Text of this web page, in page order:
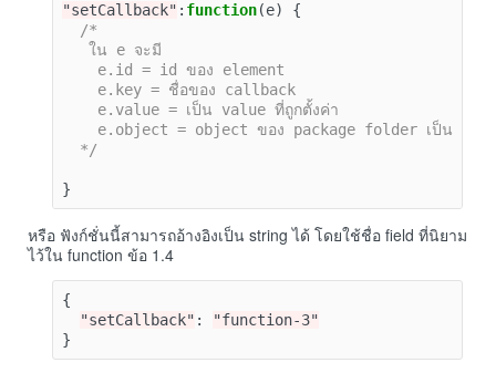
"setCallback" : function(e)
{
/*
   ใน e จะมี
    e.id = id ของ element
    e.key = ชื่อของ callback
    e.value = เป็น value ที่ถูกตั้งค่า
e.object = object ของ package folder เป็น
  */
}
หรือ ฟังก์ชั่นนี้สามารถอ้างอิงเป็น string ได้ โดยใช้ชื่อ field ที่นิยาม
ไว้ใน function ข้อ 1.4
{
"setCallback" :
"function-3"
}